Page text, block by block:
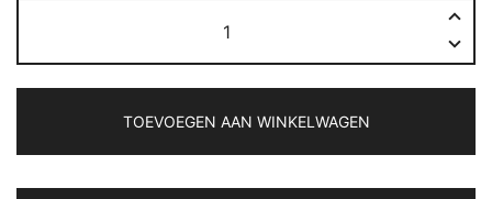
PLUS
3.0kW
230V
hybride
TOEVOEGEN AAN WINKELWAGEN